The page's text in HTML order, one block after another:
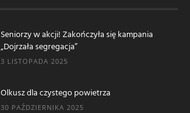
Seniorzy w akcji! Zakończyła się kampania
„Dojrzała segregacja”
3 LISTOPADA 2025
Olkusz dla czystego powietrza
30 PAŹDZIERNIKA 2025